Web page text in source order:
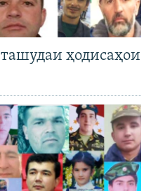
ҳодисаҳои